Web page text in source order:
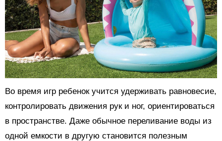
Во время игр ребенок учится удерживать равновесие,
контролировать движения рук и ног, ориентироваться
в пространстве. Даже обычное переливание воды из
одной емкости в другую становится полезным